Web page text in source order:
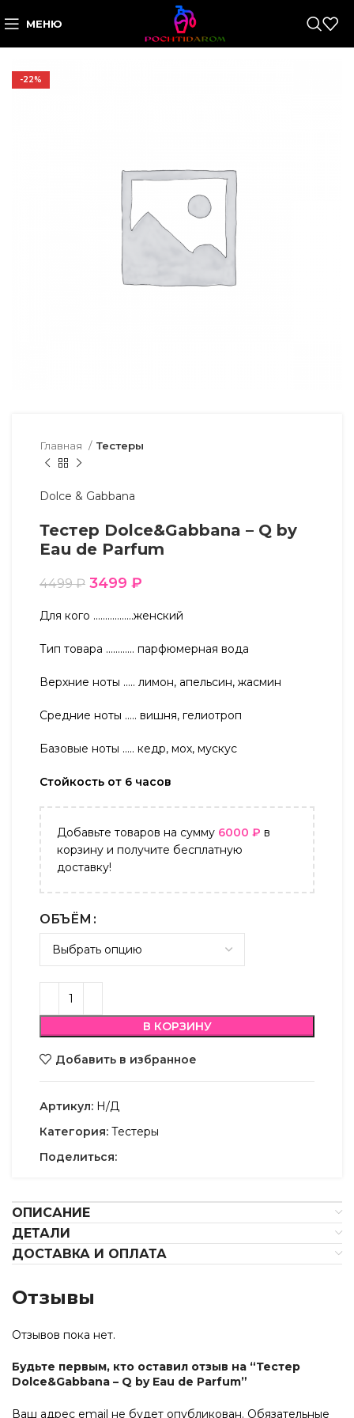
МЕНЮ
-22%
Главная Тестеры
Dolce & Gabbana
Тестер Dolce&Gabbana – Q by
Eau de Parfum
4499₽ 3499 ₽
Для кого ……………..женский
Тип товара ………… парфюмерная вода
Верхние ноты ….. лимон, апельсин, жасмин
Средние ноты ….. вишня, гелиотроп
Базовые ноты ….. кедр, мох, мускус
Стойкость от 6 часов
Добавьте товаров на сумму 6000 ₽ в
корзину и получите бесплатную
доставку!
ОБЪЁМ
В КОРЗИНУ
Добавить в избранное
Артикул: Н/Д
Категория: Тестеры
Поделиться:
ОПИСАНИЕ
ДЕТАЛИ
ДОСТАВКА И ОПЛАТА
Отзывы
Отзывов пока нет.
Будьте первым, кто оставил отзыв на “Тестер
Dolce&Gabbana – Q by Eau de Parfum”
Ваш адрес email не будет опубликован. Обязательные